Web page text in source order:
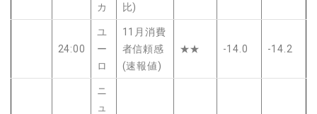
カ
比)
24:00
ユ
ー
ロ
11月消費
者信頼感
(速報値)
★★ -14.0 -14.2
ニ
ュ